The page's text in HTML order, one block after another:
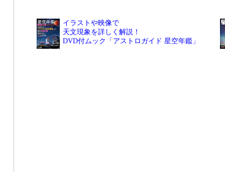
イラストや映像で
天文現象を詳しく解説！
DVD付ムック「アストロガイド 星空年鑑」